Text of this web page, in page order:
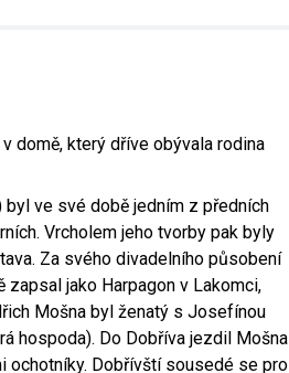
domě, který dříve obývala rodina
byl ve své době jedním z předních
Vrcholem jeho tvorby pak byly
Za svého divadelního působení
jako Harpagon v Lakomci,
Mošna byl ženatý s Josefínou
hospoda). Do Dobříva jezdil Mošna
ochotníky. Dobřívští sousedé se pro